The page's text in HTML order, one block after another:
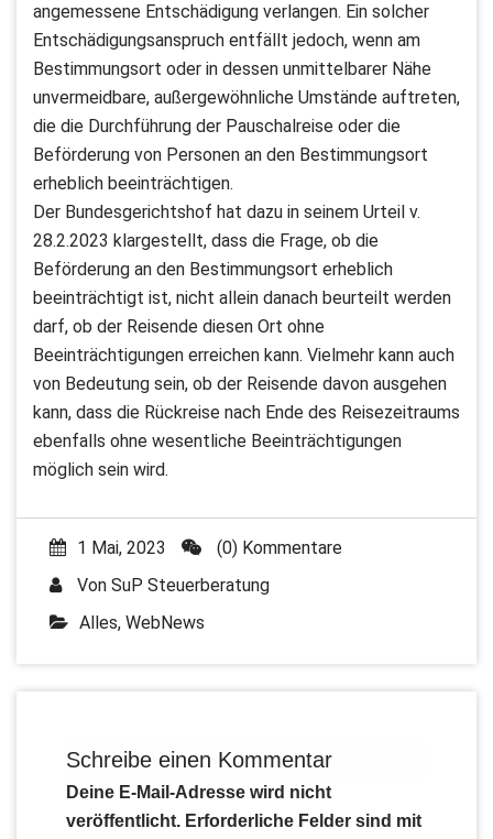
angemessene Entschädigung verlangen. Ein solcher
Entschädigungsanspruch entfällt jedoch, wenn am
Bestimmungsort oder in dessen unmittelbarer Nähe
unvermeidbare, außergewöhnliche Umstände auftreten,
die die Durchführung der Pauschalreise oder die
Beförderung von Personen an den Bestimmungsort
erheblich beeinträchtigen.
Der Bundesgerichtshof hat dazu in seinem Urteil v.
28.2.2023 klargestellt, dass die Frage, ob die
Beförderung an den Bestimmungsort erheblich
beeinträchtigt ist, nicht allein danach beurteilt werden
darf, ob der Reisende diesen Ort ohne
Beeinträchtigungen erreichen kann. Vielmehr kann auch
von Bedeutung sein, ob der Reisende davon ausgehen
kann, dass die Rückreise nach Ende des Reisezeitraums
ebenfalls ohne wesentliche Beeinträchtigungen
möglich sein wird.
1 Mai, 2023
(0) Kommentare
Von SuP Steuerberatung
Alles, WebNews
Schreibe einen Kommentar
Deine E-Mail-Adresse wird nicht
veröffentlicht. Erforderliche Felder sind mit